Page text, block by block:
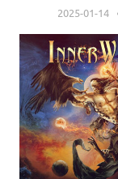
2025-01-14